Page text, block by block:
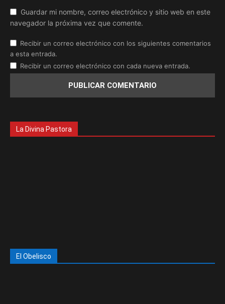
Guardar mi nombre, correo electrónico y sitio web en este
navegador la próxima vez que comente.
Recibir un correo electrónico con los siguientes comentarios
a esta entrada.
Recibir un correo electrónico con cada nueva entrada.
La Divina Pastora
El Obelisco